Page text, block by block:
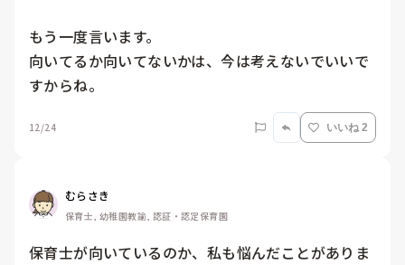
もう一度言います。
向いてるか向いてないかは、今は考えないでいいで
すからね。
12/24 いいね 2
むらさき
保育士, 幼稚園教諭, 認証・認定保育園
保育士が向いているのか、私も悩んだことがありま